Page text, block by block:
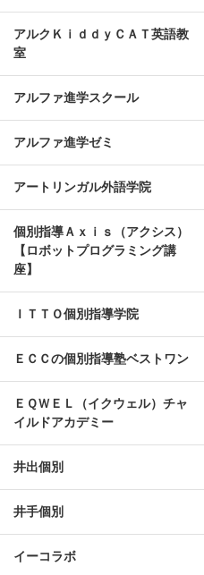
アルクＫｉｄｄｙＣＡＴ英語教
室
アルファ進学スクール
アルファ進学ゼミ
アートリンガル外語学院
個別指導Ａｘｉｓ（アクシス）
【ロボットプログラミング講
座】
ＩＴＴＯ個別指導学院
ＥＣＣの個別指導塾ベストワン
ＥＱＷＥＬ（イクウェル）チャ
イルドアカデミー
井出個別
井手個別
イーコラボ